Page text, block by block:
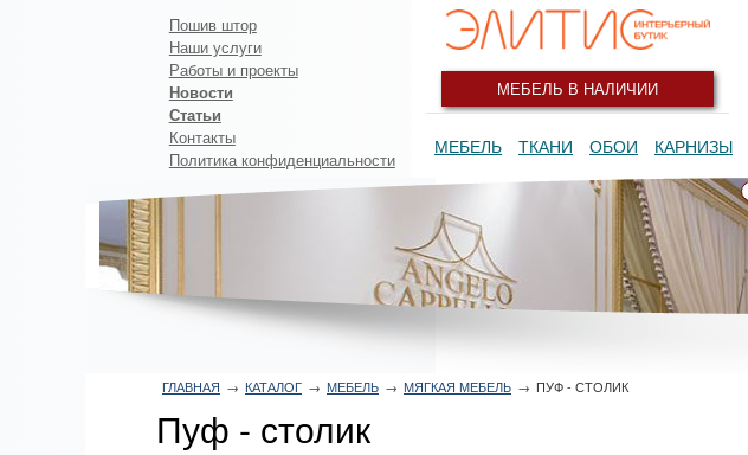
МЕБЕЛЬ В НАЛИЧИИ
МЕБЕЛЬ ТКАНИ ОБОИ КАРНИЗЫ
ГЛАВНАЯ → КАТАЛОГ → МЕБЕЛЬ → МЯГКАЯ МЕБЕЛЬ → ПУФ - СТОЛИК
Пуф - столик
Пошив штор
Наши услуги
Работы и проекты
Новости
Статьи
Контакты
Политика конфиденциальности